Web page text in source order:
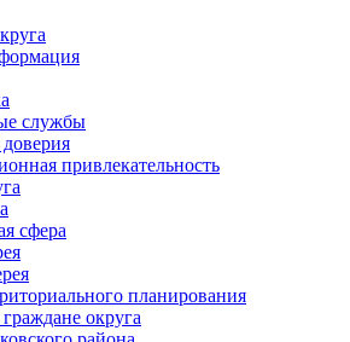
службы
привлекательность
сфера
планирования
округа